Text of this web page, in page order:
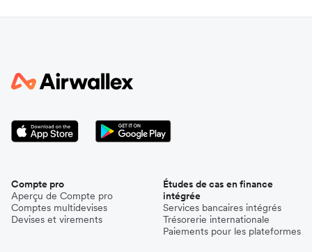
Compte pro
Aperçu de Compte pro
Comptes multidevises
Devises et virements
Études de cas en finance
intégrée
Services bancaires intégrés
Trésorerie internationale
Paiements pour les plateformes